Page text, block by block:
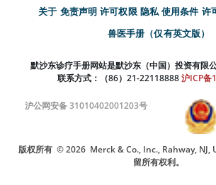
关于 免责声明 许可权限 隐私 使用条件 许
兽医手册（仅有英文版）
默沙东诊疗手册网站是默沙东（中国）投资有限
联系方式：（86）21-22118888 沪ICP备
沪公网安备 31010402001203号
版权所有 © 2026 Merck & Co., Inc., Rahway, NJ,
留所有权利。